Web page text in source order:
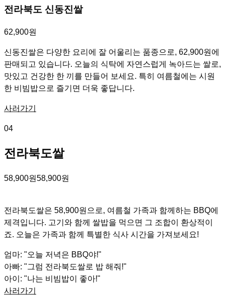
전라북도 신동진쌀
62,900원
신동진쌀은 다양한 요리에 잘 어울리는 품종으로, 62,900원에
판매되고 있습니다. 오늘의 식탁에 자연스럽게 녹아드는 쌀로,
맛있고 건강한 한 끼를 만들어 보세요. 특히 여름철에는 시원
한 비빔밥으로 즐기면 더욱 좋답니다.
사러가기
04
전라북도쌀
58,900원58,900원
전라북도쌀은 58,900원으로, 여름철 가족과 함께하는 BBQ에
제격입니다. 고기와 함께 쌀밥을 먹으면 그 조합이 환상적이
죠. 오늘은 가족과 함께 특별한 식사 시간을 가져보세요!
엄마: "오늘 저녁은 BBQ야!"
아빠: "그럼 전라북도쌀로 밥 해줘!"
아이: "나는 비빔밥이 좋아!"
사러가기